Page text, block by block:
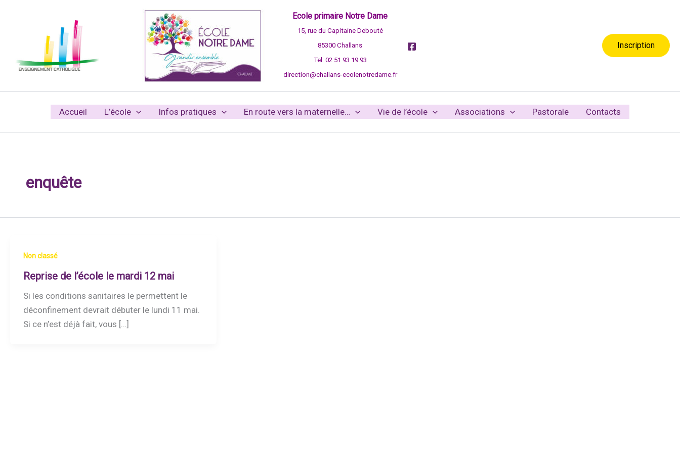
Ecole primaire Notre Dame
15, rue du Capitaine Debouté
85300 Challans
Tel: 02 51 93 19 93
direction@challans-ecolenotredame.fr
Inscription
Accueil L’école Infos pratiques En route vers la maternelle… Vie de l’école Associations Pastorale Contacts
enquête
Non classé
Reprise de l’école le mardi 12 mai
Si les conditions sanitaires le permettent le
déconfinement devrait débuter le lundi 11 mai.
Si ce n’est déjà fait, vous […]